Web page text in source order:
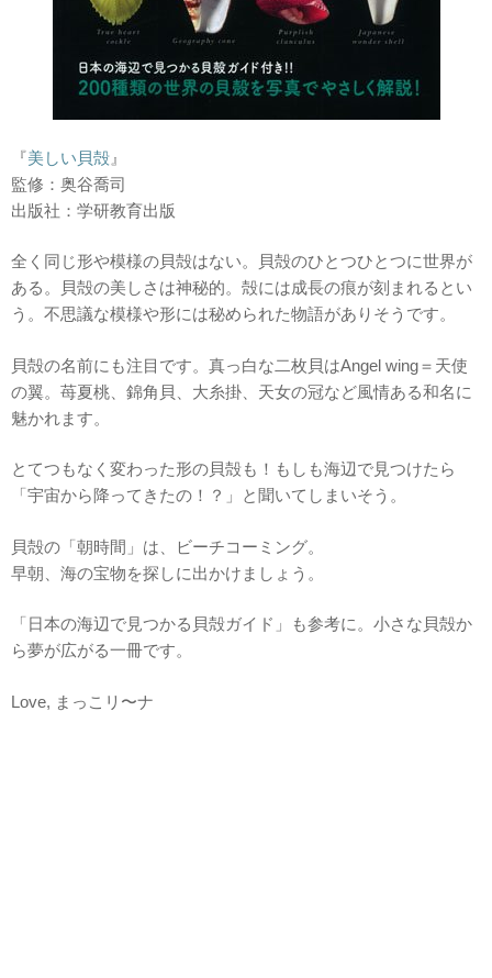
『美しい貝殻 』
監修：奥谷喬司
出版社：学研教育出版
全く同じ形や模様の貝殻はない。貝殻のひとつひとつに世界が
ある。貝殻の美しさは神秘的。殻には成長の痕が刻まれるとい
う。不思議な模様や形には秘められた物語がありそうです。
貝殻の名前にも注目です。真っ白な二枚貝はAngel wing＝天使
の翼。苺夏桃、錦角貝、大糸掛、天女の冠など風情ある和名に
魅かれます。
とてつもなく変わった形の貝殻も！もしも海辺で見つけたら
「宇宙から降ってきたの！？」と聞いてしまいそう。
貝殻の「朝時間」は、ビーチコーミング。
早朝、海の宝物を探しに出かけましょう。
「日本の海辺で見つかる貝殻ガイド」も参考に。小さな貝殻か
ら夢が広がる一冊です。
Love, まっこリ〜ナ